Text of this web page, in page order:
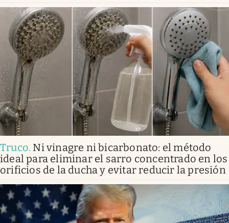
Truco. Ni vinagre ni bicarbonato: el método
ideal para eliminar el sarro concentrado en los
orificios de la ducha y evitar reducir la presión